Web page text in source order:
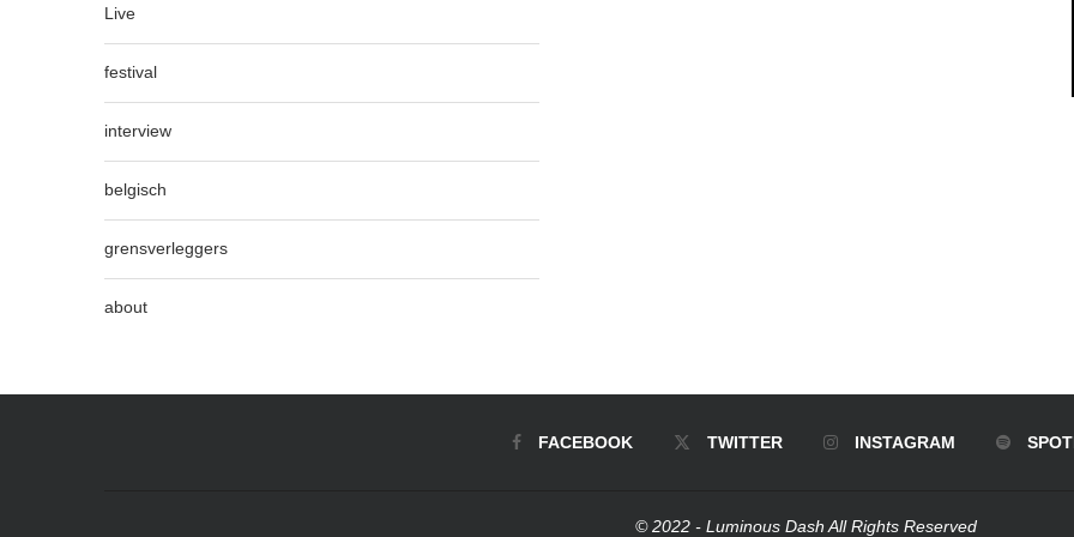
Live
festival
interview
belgisch
grensverleggers
about
FACEBOOK TWITTER INSTAGRAM
© 2022 - Luminous Dash All Rights Reserved